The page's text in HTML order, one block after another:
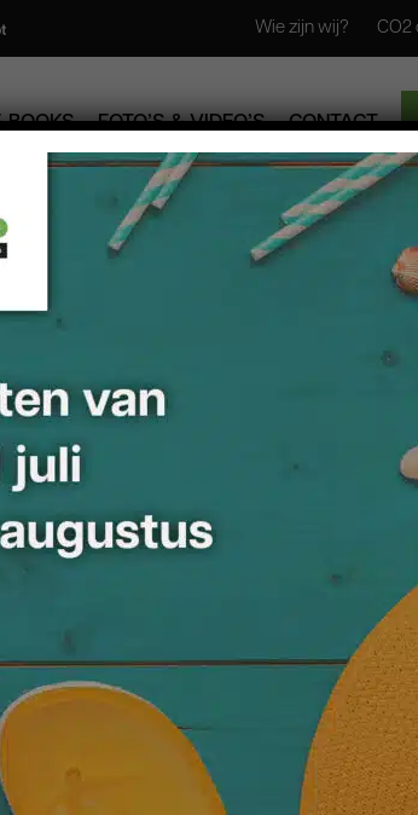
Wie zijn wij? CO2
BOOKS FOTO’S & VIDEO’S CONTACT
te kunnen